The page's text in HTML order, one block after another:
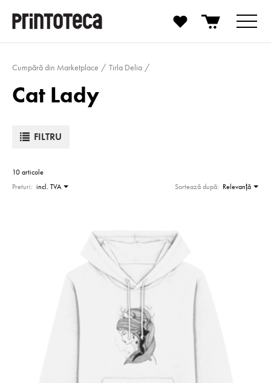
Cumpără din Marketplace Tirla Delia
Cat Lady
FILTRU
10 articole
Preturi: incl. TVA Sortează după: Relevanţă